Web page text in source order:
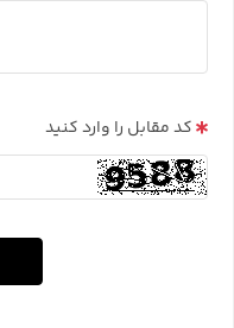
کد مقابل را وارد کنید